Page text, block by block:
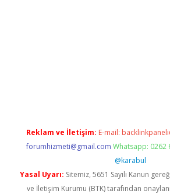
Reklam ve İletişim: E-mail:
forumhizmeti@gmail.com Whatsapp: 0262
@karabul
Yasal Uyarı: Sitemiz, 5651 Sayılı Kanun
ve İletişim Kurumu (BTK) tarafından